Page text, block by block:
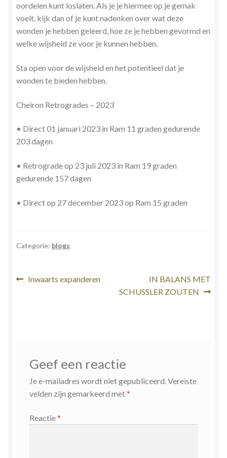
oordelen kunt loslaten. Als je je hiermee op je gemak
voelt, kijk dan of je kunt nadenken over wat deze
wonden je hebben geleerd, hoe ze je hebben gevormd en
welke wijsheid ze voor je kunnen hebben.
Sta open voor de wijsheid en het potentieel dat je
wonden te bieden hebben.
Cheiron Retrogrades – 2023
• Direct 01 januari 2023 in Ram 11 graden gedurende
203 dagen
• Retrograde op 23 juli 2023 in Ram 19 graden
gedurende 157 dagen
• Direct op 27 december 2023 op Ram 15 graden
Categorie: blogs
Bericht
Vorig
Inwaarts expanderen
Volgend
bericht:
IN BALANS MET
SCHUSSLER ZOUTEN
Geef een reactie
Je e-mailadres wordt niet gepubliceerd.Vereiste
velden zijn gemarkeerd met*
Reactie*